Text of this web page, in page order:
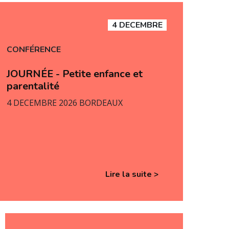
4 DECEMBRE
CONFÉRENCE
JOURNÉE - Petite enfance et
parentalité
4 DECEMBRE 2026 BORDEAUX
Lire la suite >